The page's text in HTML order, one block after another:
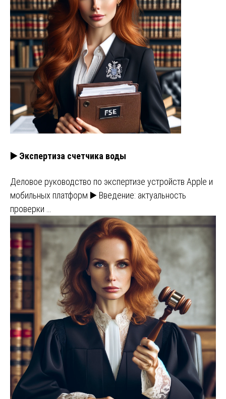
▶️ Экспертиза счетчика воды
Деловое руководство по экспертизе устройств Apple и
мобильных платформ ▶️ Введение: актуальность
проверки …